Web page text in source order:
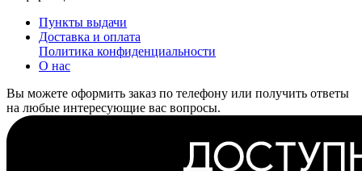
Пункты выдачи
Доставка и оплата
Политика конфиденциальности
О нас
Вы можете оформить заказ по телефону или получить ответы
на любые интересующие вас вопросы.